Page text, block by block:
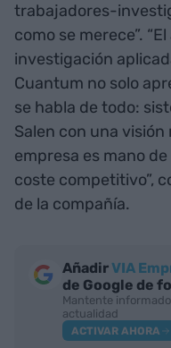
trabajadores-
como se merece”.
investigación
Cuantum no solo
se habla de todo:
Salen con una
empresa es mano
coste competitivo”,
de la compañía.
AñadirVIA
de Google de
Mantente
actualidad
ACTIVAR AHORA